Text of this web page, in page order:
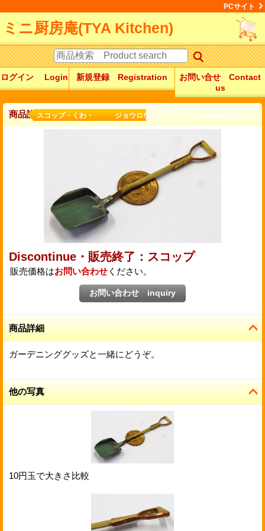
PCサイト
ミニ厨房庵(TYA Kitchen)
ログイン Login 新規登録 Registration
お問い合せ Contact
us
商品詳細スコップ・くわ・ ジョウロなど： a watering can...
Discontinue・販売終了：スコップ
販売価格はお問い合わせ ください。
商品詳細
ガーデニンググッズと一緒にどうぞ。
他の写真
10円玉で大きさ比較